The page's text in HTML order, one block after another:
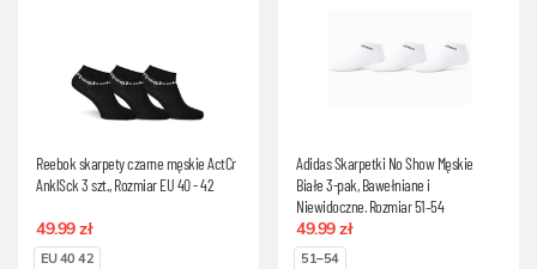
Reebok skarpety czarne męskie ActCr
AnklSck 3 szt., Rozmiar EU 40 - 42
49.99 zł
EU 40 42
Adidas Skarpetki No Show Męskie
Białe 3-pak, Bawełniane i
Niewidoczne, Rozmiar 51–54
49.99 zł
51–54